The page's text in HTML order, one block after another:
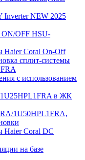
Inverter NEW 2025
ON/OFF HSU-
Haier Coral On-Off
сплит-системы
с использованием
1U25HPL1FRA в ЖК
1U50HPL1FRA,
Haier Coral DC
на базе